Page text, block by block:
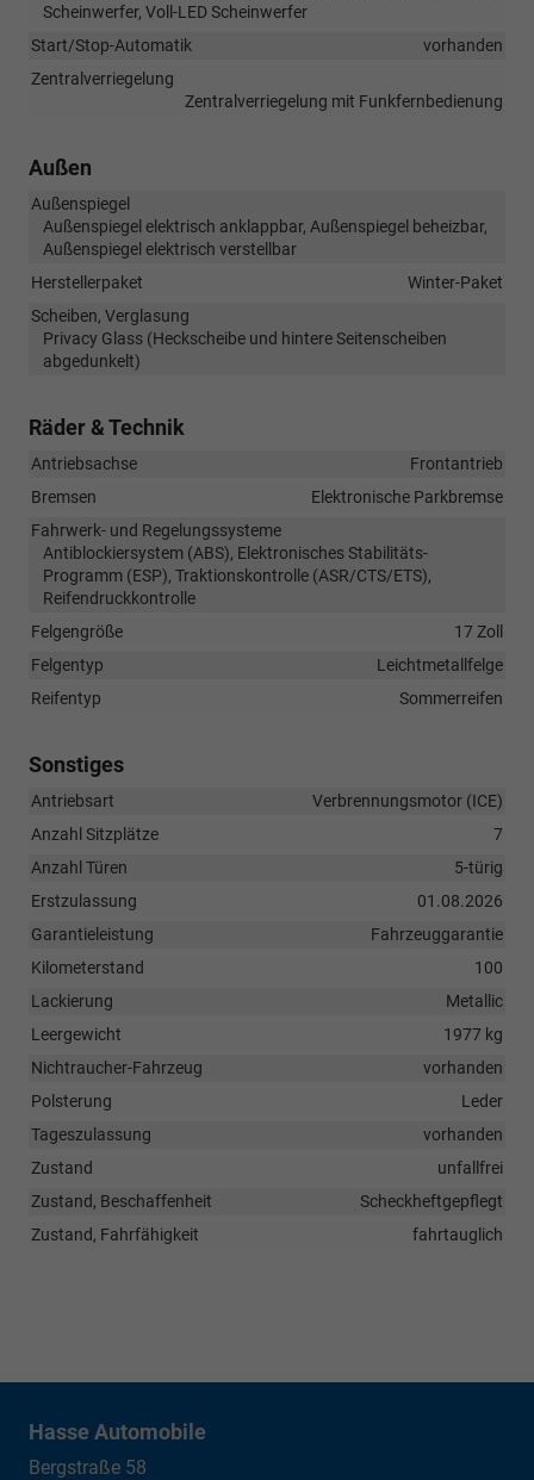
Scheinwerfer, Voll-LED Scheinwerfer
Start/Stop-Automatik
vorhanden
Zentralverriegelung
Zentralverriegelung mit Funkfernbedienung
Außen
Außenspiegel
Außenspiegel elektrisch anklappbar, Außenspiegel beheizbar,
Außenspiegel elektrisch verstellbar
Herstellerpaket
Winter-Paket
Scheiben, Verglasung
Privacy Glass (Heckscheibe und hintere Seitenscheiben
abgedunkelt)
Räder & Technik
Antriebsachse
Frontantrieb
Bremsen
Elektronische Parkbremse
Fahrwerk- und Regelungssysteme
Antiblockiersystem (ABS), Elektronisches Stabilitäts-
Programm (ESP), Traktionskontrolle (ASR/CTS/ETS),
Reifendruckkontrolle
Felgengröße
17 Zoll
Felgentyp
Leichtmetallfelge
Reifentyp
Sommerreifen
Sonstiges
Antriebsart
Verbrennungsmotor (ICE)
Anzahl Sitzplätze
7
Anzahl Türen
5-türig
Erstzulassung
01.08.2026
Garantieleistung
Fahrzeuggarantie
Kilometerstand
100
Lackierung
Metallic
Leergewicht
1977 kg
Nichtraucher-Fahrzeug
vorhanden
Polsterung
Leder
Tageszulassung
vorhanden
Zustand
unfallfrei
Zustand, Beschaffenheit
Scheckheftgepflegt
Zustand, Fahrfähigkeit
fahrtauglich
Hasse Automobile
Bergstraße 58